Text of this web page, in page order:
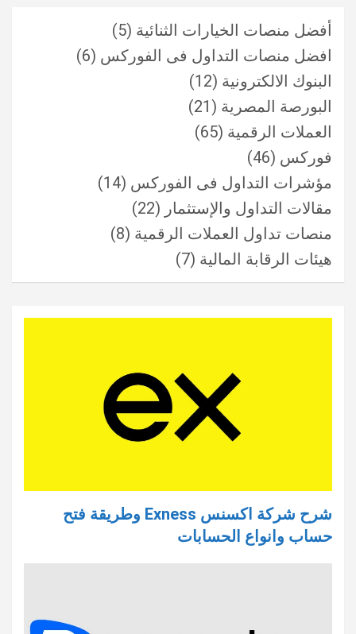
أفضل منصات الخيارات الثنائية (5)
افضل منصات التداول فى الفوركس (6)
البنوك الالكترونية (12)
البورصة المصرية (21)
العملات الرقمية (65)
فوركس (46)
مؤشرات التداول فى الفوركس (14)
مقالات التداول والإستثمار (22)
منصات تداول العملات الرقمية (8)
هيئات الرقابة المالية (7)
شرح شركة اكسنس Exness وطريقة فتح
حساب وانواع الحسابات